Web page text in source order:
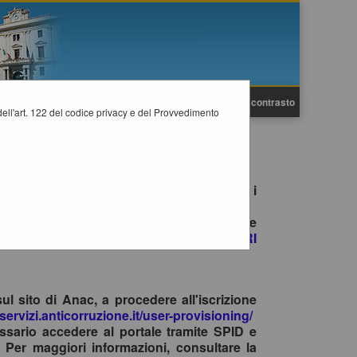
Alto contrasto
122 del codice privacy e del Provvedimento
è consentito esclusivamente tramite i
il primo accesso con SPID/CIE, ad inviare
"HELP DESK OPERATORI
sito di Anac, a procedere all'iscrizione
user-provisioning/
accedere al portale tramite SPID e
maggiori informazioni, consultare la